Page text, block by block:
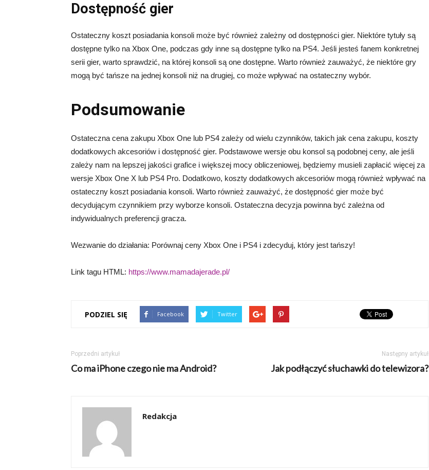
Dostępność gier
Ostateczny koszt posiadania konsoli może być również zależny od dostępności gier. Niektóre tytuły są
dostępne tylko na Xbox One, podczas gdy inne są dostępne tylko na PS4. Jeśli jesteś fanem konkretnej
serii gier, warto sprawdzić, na której konsoli są one dostępne. Warto również zauważyć, że niektóre gry
mogą być tańsze na jednej konsoli niż na drugiej, co może wpływać na ostateczny wybór.
Podsumowanie
Ostateczna cena zakupu Xbox One lub PS4 zależy od wielu czynników, takich jak cena zakupu, koszty
dodatkowych akcesoriów i dostępność gier. Podstawowe wersje obu konsol są podobnej ceny, ale jeśli
zależy nam na lepszej jakości grafice i większej mocy obliczeniowej, będziemy musieli zapłacić więcej za
wersje Xbox One X lub PS4 Pro. Dodatkowo, koszty dodatkowych akcesoriów mogą również wpływać na
ostateczny koszt posiadania konsoli. Warto również zauważyć, że dostępność gier może być
decydującym czynnikiem przy wyborze konsoli. Ostateczna decyzja powinna być zależna od
indywidualnych preferencji gracza.
Wezwanie do działania: Porównaj ceny Xbox One i PS4 i zdecyduj, który jest tańszy!
Link tagu HTML: https://www.mamadajerade.pl/
PODZIEL SIĘ Facebook Twitter
Poprzedni artykuł
Co ma iPhone czego nie ma Android?
Następny artykuł
Jak podłączyć słuchawki do telewizora?
Redakcja